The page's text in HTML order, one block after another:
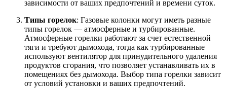
зависимости от ваших предпочтений и времени суток.
Типы горелок: Газовые колонки могут иметь разные
типы горелок — атмосферные и турбированные.
Атмосферные горелки работают за счет естественной
тяги и требуют дымохода, тогда как турбированные
используют вентилятор для принудительного удаления
продуктов сгорания, что позволяет устанавливать их в
помещениях без дымохода. Выбор типа горелки зависит
от условий установки и ваших предпочтений.